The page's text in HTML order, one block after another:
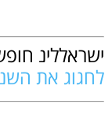
ישראללינ
לחגוג את